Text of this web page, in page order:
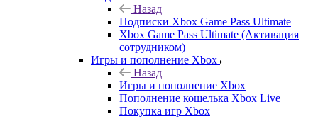
Назад
Подписки Xbox Game Pass Ultimate
Xbox Game Pass Ultimate (Активация
сотрудником)
Игры и пополнение Xbox
Назад
Игры и пополнение Xbox
Пополнение кошелька Xbox Live
Покупка игр Xbox